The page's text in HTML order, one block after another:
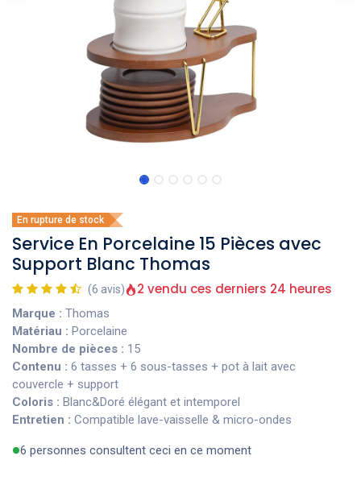
En rupture de stock
Service En Porcelaine 15 Pièces avec
Support Blanc Thomas
(6 avis) 2 vendu ces derniers 24 heures
Marque : Thomas
Matériau : Porcelaine
Nombre de pièces : 15
Contenu : 6 tasses + 6 sous-tasses + pot à lait avec
couvercle + support
Coloris : Blanc&Doré élégant et intemporel
Entretien : Compatible lave-vaisselle & micro-ondes
6 personnes consultent ceci en ce moment